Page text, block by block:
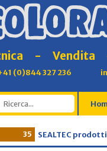
- Vendita
(0)844 327 236
35 SEALTEC